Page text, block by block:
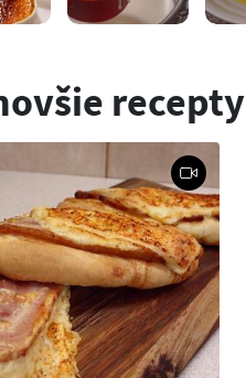
recepty